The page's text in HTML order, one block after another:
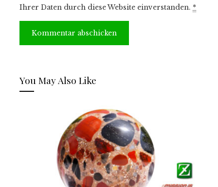
Ihrer Daten durch diese Website einverstanden. *
You May Also Like